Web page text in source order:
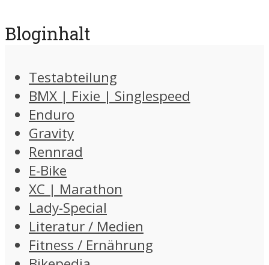
Bloginhalt
Testabteilung
BMX | Fixie | Singlespeed
Enduro
Gravity
Rennrad
E-Bike
XC | Marathon
Lady-Special
Literatur / Medien
Fitness / Ernährung